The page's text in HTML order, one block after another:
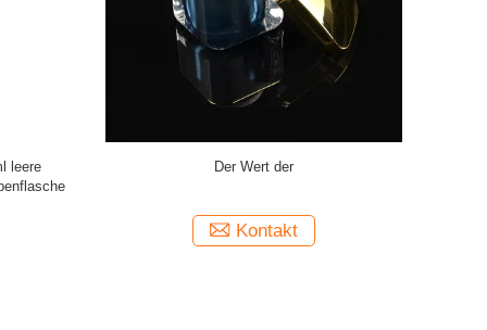
luftlose
Schöne grüne/braune Acryl 15/30/50 ml
Kontakt